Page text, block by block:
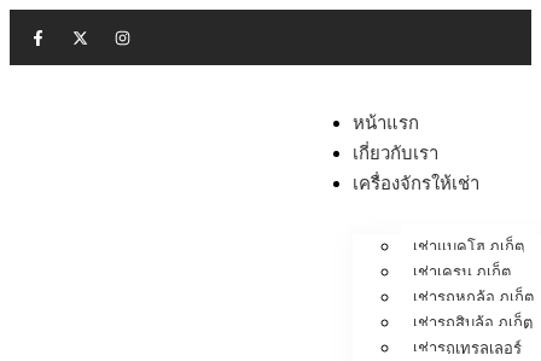
หน้าแรก
เกี่ยวกับเรา
เครื่องจักรให้เช่า
เช่าแบคโฮ ภูเก็ต
เช่าเครน ภูเก็ต
เช่ารถหกล้อ ภูเก็ต
เช่ารถสิบล้อ ภูเก็ต
เช่ารถเทรลเลอร์